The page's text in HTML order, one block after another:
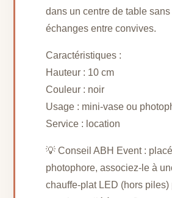
dans un centre de table
échanges entre convives.
Caractéristiques :
Hauteur : 10 cm
Couleur : noir
Usage : mini-vase ou
Service : location
💡 Conseil ABH Event :
photophore, associez-le à
chauffe-plat LED (hors piles)